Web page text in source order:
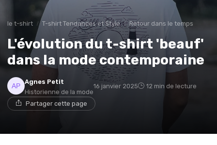
le t-shirt T-shirt Tendances et Style Retour dans le temps
L'évolution du t-shirt 'beauf'
dans la mode contemporaine
Agnes Petit
Historienne de la mode
16 janvier 2025 12 min de lecture
Partager cette page